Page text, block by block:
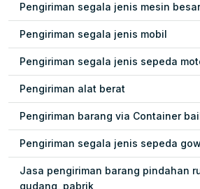
Pengiriman segala jenis mesin
Pengiriman segala jenis mobil
Pengiriman segala jenis sepeda
Pengiriman alat berat
Pengiriman barang via Container
Pengiriman segala jenis sepeda
Jasa pengiriman barang pindahan
gudang, pabrik